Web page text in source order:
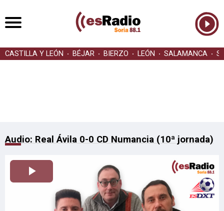
CASTILLA Y LEÓN BÉJAR BIERZO LEÓN SALAMANCA
Audio: Real Ávila 0-0 CD Numancia (10ª jornada)
Reproducir